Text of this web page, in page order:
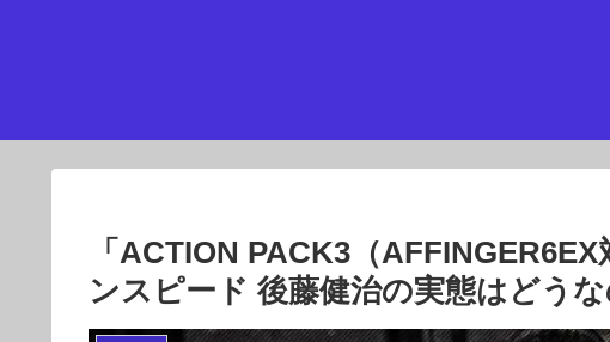
「ACTION PACK3（
ンスピード 後藤健治の実態はどうな